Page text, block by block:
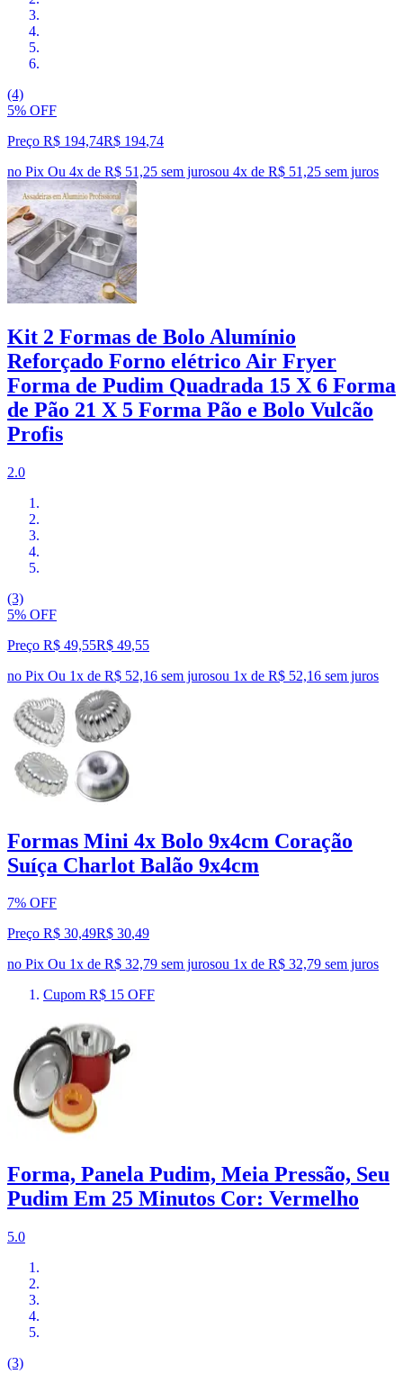
(4)
5% OFF
Preço R$ 194,74R$ 194,74
no Pix Ou 4x de R$ 51,25 sem jurosou 4x de R$ 51,25 sem juros
Kit 2 Formas de Bolo Alumínio
Reforçado Forno elétrico Air Fryer
Forma de Pudim Quadrada 15 X 6 Forma
de Pão 21 X 5 Forma Pão e Bolo Vulcão
Profis
2.0
(3)
5% OFF
Preço R$ 49,55R$ 49,55
no Pix Ou 1x de R$ 52,16 sem jurosou 1x de R$ 52,16 sem juros
Formas Mini 4x Bolo 9x4cm Coração
Suíça Charlot Balão 9x4cm
7% OFF
Preço R$ 30,49R$ 30,49
no Pix Ou 1x de R$ 32,79 sem jurosou 1x de R$ 32,79 sem juros
Cupom R$ 15 OFF
Forma, Panela Pudim, Meia Pressão, Seu
Pudim Em 25 Minutos Cor: Vermelho
5.0
(3)